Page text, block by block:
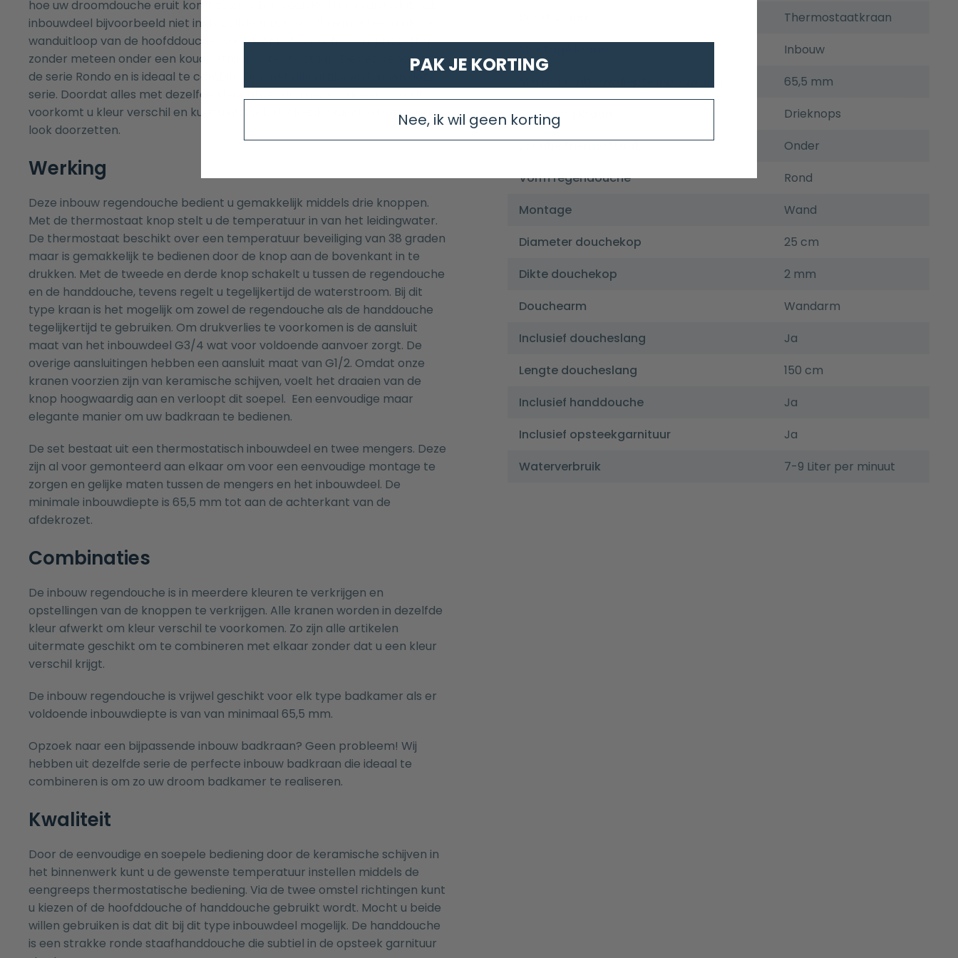
hoe uw droomdouche eruit komt te zien. Een voordeel daarvan is dat het
inbouwdeel bijvoorbeeld niet in de zelfde muur wordt gemonteerd als de
wanduitloop van de hoofddouche waardoor u de douche aankunt zetten
zonder meteen onder een koude straal water te staan. De set behoort tot
de serie Rondo en is ideaal te combineren met alle artikelen binnen deze
serie. Doordat alles met dezelfde kleur afwerking geproduceerd wordt
voorkomt u kleur verschil en kunt u afzonderlijk in elke ruimte de moderne
look doorzetten.
Werking
Deze inbouw regendouche bedient u gemakkelijk middels drie knoppen.
Met de thermostaat knop stelt u de temperatuur in van het leidingwater.
De thermostaat beschikt over een temperatuur beveiliging van 38 graden
maar is gemakkelijk te bedienen door de knop aan de bovenkant in te
drukken. Met de tweede en derde knop schakelt u tussen de regendouche
en de handdouche, tevens regelt u tegelijkertijd de waterstroom. Bij dit
type kraan is het mogelijk om zowel de regendouche als de handdouche
tegelijkertijd te gebruiken. Om drukverlies te voorkomen is de aansluit
maat van het inbouwdeel G3/4 wat voor voldoende aanvoer zorgt. De
overige aansluitingen hebben een aansluit maat van G1/2. Omdat onze
kranen voorzien zijn van keramische schijven, voelt het draaien van de
knop hoogwaardig aan en verloopt dit soepel. Een eenvoudige maar
elegante manier om uw badkraan te bedienen.
De set bestaat uit een thermostatisch inbouwdeel en twee mengers. Deze
zijn al voor gemonteerd aan elkaar om voor een eenvoudige montage te
zorgen en gelijke maten tussen de mengers en het inbouwdeel. De
minimale inbouwdiepte is 65,5 mm tot aan de achterkant van de
afdekrozet.
Combinaties
De inbouw regendouche is in meerdere kleuren te verkrijgen en
opstellingen van de knoppen te verkrijgen. Alle kranen worden in dezelfde
kleur afwerkt om kleur verschil te voorkomen. Zo zijn alle artikelen
uitermate geschikt om te combineren met elkaar zonder dat u een kleur
verschil krijgt.
De inbouw regendouche is vrijwel geschikt voor elk type badkamer als er
voldoende inbouwdiepte is van van minimaal 65,5 mm.
Opzoek naar een bijpassende inbouw badkraan? Geen probleem! Wij
hebben uit dezelfde serie de perfecte inbouw badkraan die ideaal te
combineren is om zo uw droom badkamer te realiseren.
Kwaliteit
Door de eenvoudige en soepele bediening door de keramische schijven in
het binnenwerk kunt u de gewenste temperatuur instellen middels de
eengreeps thermostatische bediening. Via de twee omstel richtingen kunt
u kiezen of de hoofddouche of handdouche gebruikt wordt. Mocht u beide
willen gebruiken is dat dit bij dit type inbouwdeel mogelijk. De handdouche
is een strakke ronde staafhanddouche die subtiel in de opsteek garnituur
Thermostaatkraan
Inbouw
65,5 mm
Bediening kraan
Drieknops
Locatie thermostaat
Onder
Vorm regendouche
Rond
Montage
Wand
Diameter douchekop
25 cm
Dikte douchekop
2 mm
Douchearm
Wandarm
Inclusief doucheslang
Ja
Lengte doucheslang
150 cm
Inclusief handdouche
Ja
Inclusief opsteekgarnituur
Ja
Waterverbruik
7-9 Liter per minuut
PAK JE KORTING
Nee, ik wil geen korting